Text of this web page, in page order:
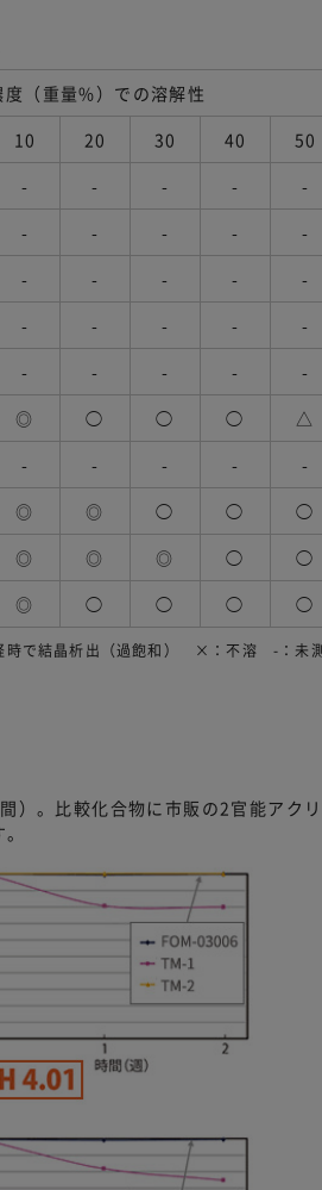
（重量%）での溶解性
10 20 30 40
50
- - - -
-
- - - -
-
- - - -
-
- - - -
-
- - - -
-
◎ ◯ ◯ ◯
△
- - - -
-
◎ ◎ ◯ ◯
◯
◎ ◎ ◎ ◯
◯
◎ ◯ ◯ ◯ ◯
結晶析出（過飽和） ×：不溶 -：未
）。比較化合物に市販の2官能アク